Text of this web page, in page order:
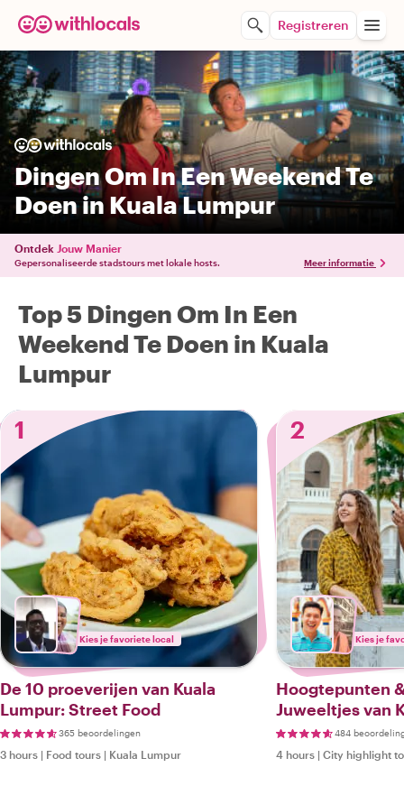
Registreren
Dingen Om In Een Weekend Te
Doen in Kuala Lumpur
Ontdek Jouw Manier
Gepersonaliseerde stadstours met lokale hosts. Meer informatie
Top 5 Dingen Om In Een
Weekend Te Doen in Kuala
Lumpur
1
Kies je favoriete local
De 10 proeverijen van Kuala
Lumpur: Street Food
365 beoordelingen
3 hours | Food tours | Kuala Lumpur
2
Kies je
Hoogtepunten
Juweeltjes van
484
4 hours | City highlight